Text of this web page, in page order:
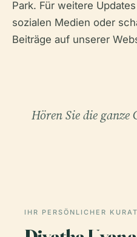
Park. Für weitere
sozialen Medien oder
Beiträge auf unserer
Hören Sie die ganze
IHR PERSÖNLICHER